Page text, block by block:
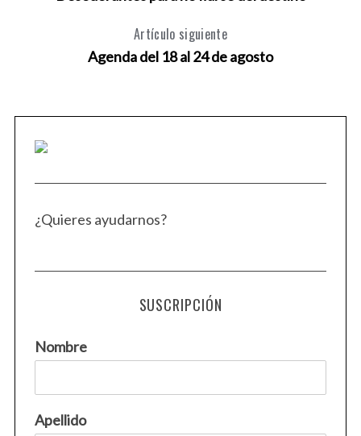
Artículo siguiente
Agenda del 18 al 24 de agosto
¿Quieres ayudarnos?
SUSCRIPCIÓN
Nombre
Apellido